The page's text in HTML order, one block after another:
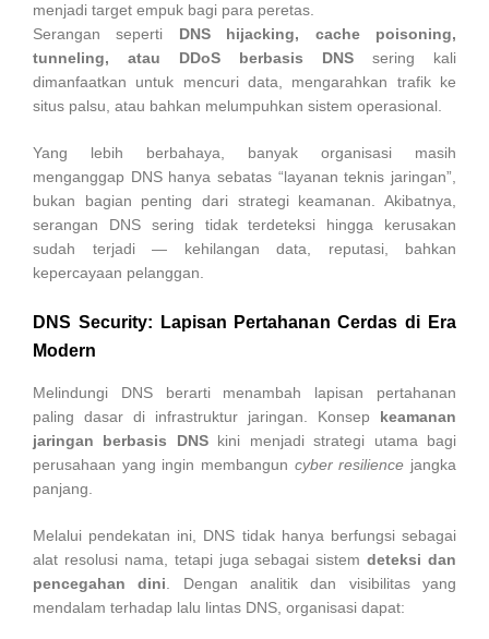
menjadi target empuk bagi para peretas.
Serangan seperti DNS hijacking, cache poisoning,
tunneling, atau DDoS berbasis DNS sering kali
dimanfaatkan untuk mencuri data, mengarahkan trafik ke
situs palsu, atau bahkan melumpuhkan sistem operasional.
Yang lebih berbahaya, banyak organisasi masih
menganggap DNS hanya sebatas “layanan teknis jaringan”,
bukan bagian penting dari strategi keamanan. Akibatnya,
serangan DNS sering tidak terdeteksi hingga kerusakan
sudah terjadi — kehilangan data, reputasi, bahkan
kepercayaan pelanggan.
DNS Security: Lapisan Pertahanan Cerdas di Era
Modern
Melindungi DNS berarti menambah lapisan pertahanan
paling dasar di infrastruktur jaringan. Konsep keamanan
jaringan berbasis DNSkini menjadi strategi utama bagi
perusahaan yang ingin membangun cyber resilience jangka
panjang.
Melalui pendekatan ini, DNS tidak hanya berfungsi sebagai
alat resolusi nama, tetapi juga sebagai sistemdeteksi dan
pencegahan dini . Dengan analitik dan visibilitas yang
mendalam terhadap lalu lintas DNS, organisasi dapat: